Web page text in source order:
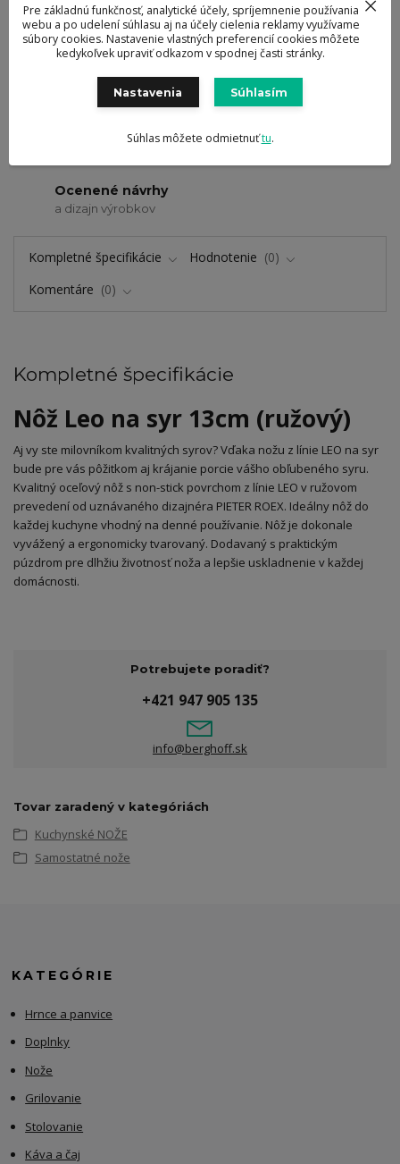
Oficiálny eshop
značky BergHOFF
Zaručená kvalita
výrobkov a služieb
Doručenie zdarma
Ocenené návrhy
a dizajn výrobkov
Kompletné špecifikácie Hodnotenie
0
Komentáre
0
Kompletné špecifikácie
Nôž Leo na syr 13cm (ružový)
Aj vy ste milovníkom kvalitných syrov? Vďaka nožu z línie LEO na syr
bude pre vás pôžitkom aj krájanie porcie vášho obľubeného syru.
Kvalitný oceľový nôž s non-stick povrchom z línie LEO v ružovom
prevedení od uznávaného dizajnéra PIETER ROEX. Ideálny nôž do
každej kuchyne vhodný na denné používanie. Nôž je dokonale
vyvážený a ergonomicky tvarovaný. Dodavaný s praktickým
púzdrom pre dlhžiu životnosť noža a lepšie uskladnenie v každej
domácnosti.
Potrebujete poradiť?
+421 947 905 135
info@berghoff.sk
Tovar zaradený v kategóriách
Kuchynské NOŽE
Samostatné nože
KATEGÓRIE
Hrnce a panvice
Doplnky
Nože
Grilovanie
Stolovanie
Káva a čaj
Pre základnú funkčnosť, analytické účely, spríjemnenie používania
webu a po udelení súhlasu aj na účely cielenia reklamy využívame
súbory cookies. Nastavenie vlastných preferencií cookies môžete
kedykoľvek upraviť odkazom v spodnej časti stránky.
Nastavenia Súhlasím
Súhlas môžete odmietnuťtu.